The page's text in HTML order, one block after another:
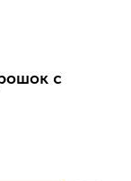
с